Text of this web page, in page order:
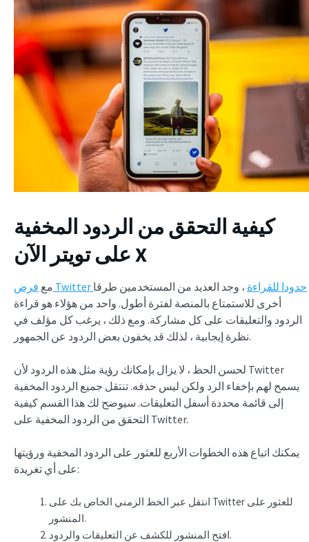
كيفية التحقق من الردود المخفية
على تويتر الآن X
مع فرض Twitter حدودا للقراءة ، وجد العديد من المستخدمين طرقا
أخرى للاستمتاع بالمنصة لفترة أطول. واحد من هؤلاء هو قراءة
الردود والتعليقات على كل مشاركة. ومع ذلك ، يرغب كل مؤلف في
نظرة إيجابية ، لذلك قد يخفون بعض الردود عن الجمهور.
لحسن الحظ ، لا يزال بإمكانك رؤية مثل هذه الردود لأن Twitter
يسمح لهم بإخفاء الرد ولكن ليس حذفه. تنتقل جميع الردود المخفية
إلى قائمة محددة أسفل التعليقات. سيوضح لك هذا القسم كيفية
التحقق من الردود المخفية على Twitter.
يمكنك اتباع هذه الخطوات الأربع للعثور على الردود المخفية ورؤيتها
على أي تغريدة:
انتقل عبر الخط الزمني الخاص بك على Twitter للعثور على
المنشور.
افتح المنشور للكشف عن التعليقات والردود.